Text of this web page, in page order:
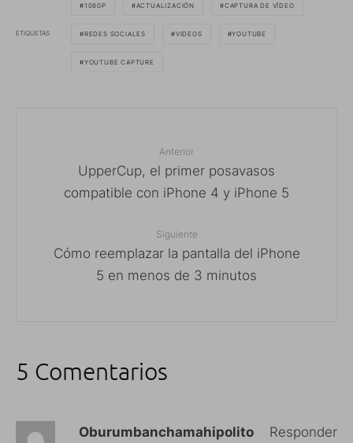
ETIQUETAS
1080P ACTUALIZACIÓN CAPTURA DE VÍDEO
REDES SOCIALES VIDEOS YOUTUBE
YOUTUBE CAPTURE
Anterior
UpperCup, el primer posavasos
compatible con iPhone 4 y iPhone 5
Siguiente
Cómo reemplazar la pantalla del iPhone
5 en menos de 3 minutos
5 Comentarios
Oburumbanchamahipolito Responder